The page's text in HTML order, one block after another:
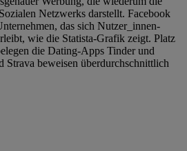
Netzwerks darstellt. Facebook
das sich Nutzer_innen-
wie die Statista-Grafik zeigt. Platz
die Dating-Apps Tinder und
Strava beweisen überdurchschnittlich